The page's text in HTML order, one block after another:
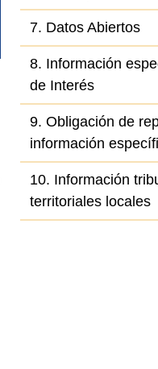
7. Datos Abiertos
8. Información
de Interés
9. Obligación de
información
10. Información
territoriales locales